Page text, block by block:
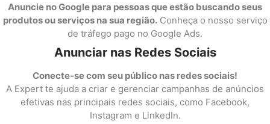
Anuncie no Google para pessoas que estão buscando seus
produtos ou serviços na sua região.Conheça o nosso serviço
de tráfego pago no Google Ads.
Anunciar nas Redes Sociais
Conecte-se com seu público nas redes sociais!
A Expert te ajuda a criar e gerenciar campanhas de anúncios
efetivas nas principais redes sociais, como Facebook,
Instagram e LinkedIn.